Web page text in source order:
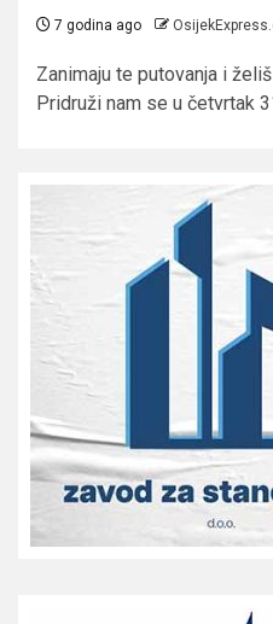
7 godina ago
Zanimaju te putovanja i
Pridruži nam se u četvrtak